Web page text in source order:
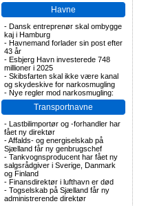
Havne
- Dansk entreprenør skal ombygge
kaj i Hamburg
- Havnemand forlader sin post efter
43 år
- Esbjerg Havn investerede 748
millioner i 2025
- Skibsfarten skal ikke være kanal
og skydeskive for narkosmugling
- Nye regler mod narkosmugling:
Transportnavne
- Lastbilimportør og -forhandler har
fået ny direktør
-Affalds- og energiselskab på
Sjælland får ny genbrugschef
- Tankvognsproducent har fået ny
salgsrådgiver i Sverige, Danmark
og Finland
- Finansdirektør i lufthavn er død
- Togselskab på Sjælland får ny
administrerende direktør